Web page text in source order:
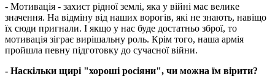
- Мотивація - захист рідної землі, яка у війні має велике
значення. На відміну від наших ворогів, які не знають, навіщо
їх сюди пригнали. І якщо у нас буде достатньо зброї, то
мотивація зіграє вирішальну роль. Крім того, наша армія
пройшла певну підготовку до сучасної війни.
- Наскільки щирі "хороші росіяни", чи можна їм вірити?